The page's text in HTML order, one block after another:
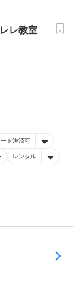
レ教室
ド決済可
レンタル